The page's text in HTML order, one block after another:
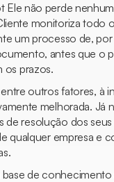
Ele não perde
monitoriza todo
um processo de,
antes que o
os prazos.
outros fatores, à
melhorada. Já
de resolução dos
qualquer empresa e
base de conhecimento